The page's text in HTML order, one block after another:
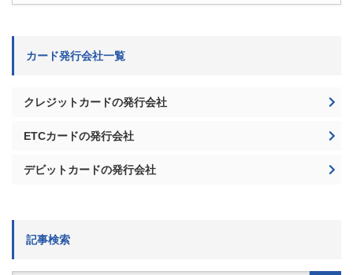
カード発行会社一覧
クレジットカードの発行会社
ETCカードの発行会社
デビットカードの発行会社
記事検索